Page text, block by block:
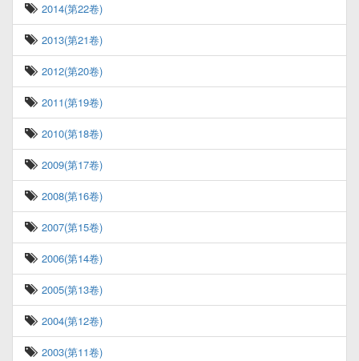
2014(第22卷)
2013(第21卷)
2012(第20卷)
2011(第19卷)
2010(第18卷)
2009(第17卷)
2008(第16卷)
2007(第15卷)
2006(第14卷)
2005(第13卷)
2004(第12卷)
2003(第11卷)